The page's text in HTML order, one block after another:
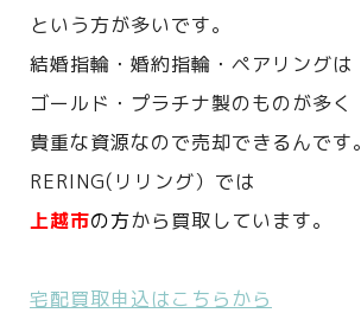
という方が多いです。
結婚指輪・婚約指輪・ペアリングは
ゴールド・プラチナ製のものが多く
貴重な資源なので売却できるんです。
RERING(リリング）では
上越市の方から買取しています。
宅配買取申込はこちらから